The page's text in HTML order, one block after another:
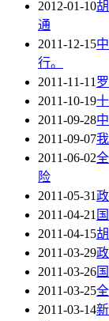
2012-01-10
通
2011-12-15
行。
2011-11-11
2011-10-19
2011-09-28
2011-09-07
2011-06-02
险
2011-05-31
2011-04-21
2011-04-15
2011-03-29
2011-03-26
2011-03-25
2011-03-14